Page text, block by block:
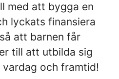
med att bygga en
lyckats finansiera
att barnen får
till att utbilda sig
och framtid!